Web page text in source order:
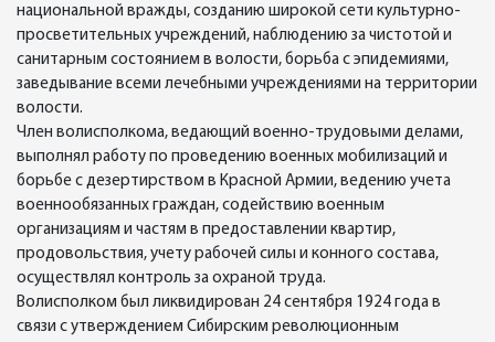
национальной вражды, созданию широкой сети культурно-
просветительных учреждений, наблюдению за чистотой и
санитарным состоянием в волости, борьба с эпидемиями,
заведывание всеми лечебными учреждениями на территории
волости.
Член волисполкома, ведающий военно-трудовыми делами,
выполнял работу по проведению военных мобилизаций и
борьбе с дезертирством в Красной Армии, ведению учета
военнообязанных граждан, содействию военным
организациям и частям в предоставлении квартир,
продовольствия, учету рабочей силы и конного состава,
осуществлял контроль за охраной труда.
Волисполком был ликвидирован 24 сентября 1924 года в
связи с утверждением Сибирским революционным